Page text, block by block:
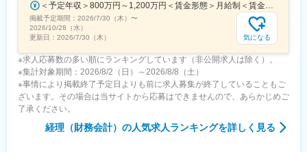
＜予定年収＞800万円～1,200万円＜賃金形態＞月給制＜賃金内訳＞月額（基本給）：500,000円～750,000円＜月給＞500,000円～750,000円＜昇給有無＞有＜残業手当＞有＜給与補足＞■賞与：年2回 管理監督者として採用するため、時間外勤務手当の支給対象外（法令に基づく深夜勤務手当等を除く）■昇給：年1回賃金はあくまでも目安の金額であり、選考を通じて上下する可能性があります。月給(月額)は固定手当を含めた表記です。
掲載予定期間： 2026/7/30（木） 〜
2026/10/28（水）
更新日： 2026/7/30（木） 気になる
※求人応募数の多い順にランキングしています（非公開求人は除く）。
※集計対象期間：2026/8/2（日）～2026/8/8（土）
※事情により掲載終了予定日よりも前に求人募集が終了していることもご
ざいます。その場合は当サイトから応募はできませんので、あらかじめご
了承ください。
経理（財務会計） の人気求人ランキングを詳しく見る